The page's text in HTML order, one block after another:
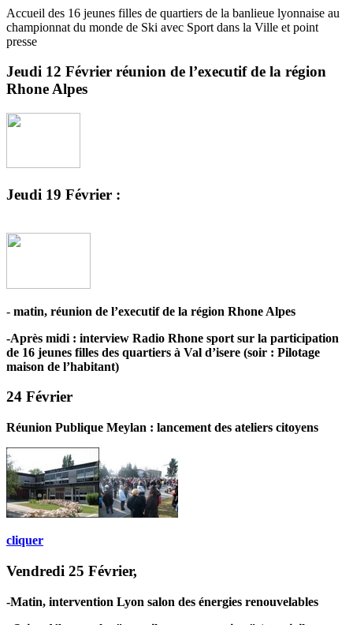
Accueil des 16 jeunes filles de quartiers de la banlieue lyonnaise au
championnat du monde de Ski avec Sport dans la Ville et point
presse
Jeudi 12 Février réunion de l’executif de la région
Rhone Alpes
Jeudi 19 Février :
- matin, réunion de l’executif de la région Rhone Alpes
-Après midi : interview Radio Rhone sport sur la participation
de 16 jeunes filles des quartiers à Val d’isere (soir : Pilotage
maison de l’habitant)
24 Février
Réunion Publique Meylan : lancement des ateliers citoyens
cliquer
Vendredi 25 Février,
-Matin, intervention Lyon salon des énergies renouvelables